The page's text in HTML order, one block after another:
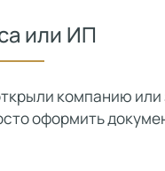
или ИП
компанию или
оформить